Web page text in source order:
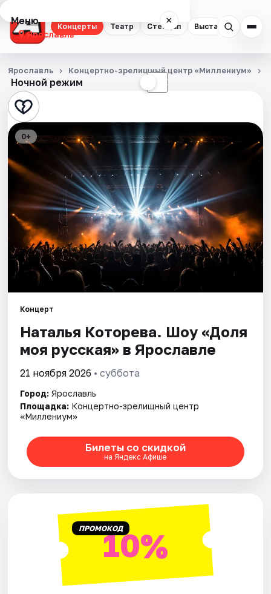
Концерты Театр Стендап Выставки
Меню ×
Ярославль
Концерты
Театр
Стендап
Выставки
Квесты
Экскурсии
События
Города
Артисты
Рейтинги
Ночной режим ☾
Ярославль Концертно-зрелищный центр «Миллениум»
0+
Концерт
Наталья Которева. Шоу «Доля
моя русская» в Ярославле
21 ноября 2026 • суббота
Город: Ярославль
Площадка: Концертно-зрелищный центр
«Миллениум»
Билеты со скидкой
на Яндекс Афише
ПРОМОКОД10%